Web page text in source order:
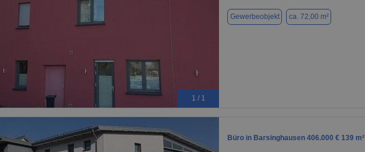
1 / 1
Gewerbeobjekt ca. 72,00 m²
Büro in Barsinghausen 406.000 € 139 m²